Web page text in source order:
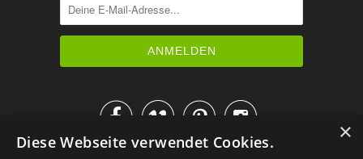

IM KATALOG BLÄTTERN
×
Diese Webseite verwendet Cookies.